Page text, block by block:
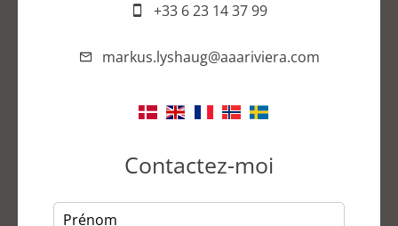
+33 6 23 14 37 99
markus.lyshaug@aaariviera.com
Contactez-moi